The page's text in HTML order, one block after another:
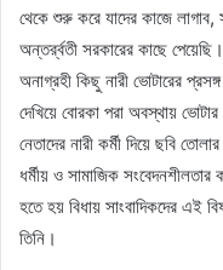
থেকে শুরু করে যাদের কাজে
অন্তর্র্বতী সরকারের কাছে
অনাগ্রহী কিছু নারী ভোটারের
দেখিয়ে বোরকা পরা অবস্থায়
নেতাদের নারী কর্মী দিয়ে ছবি
ধর্মীয় ও সামাজিক
হতে হয় বিধায় সাংবাদিকদের এই
তিনি।